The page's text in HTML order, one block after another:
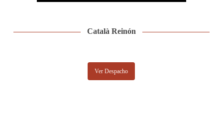
Català Reinón
Ver Despacho